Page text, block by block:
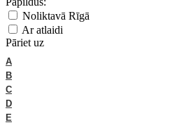
Noliktavā Rīgā
Ar atlaidi
Pāriet uz
A
B
C
D
E